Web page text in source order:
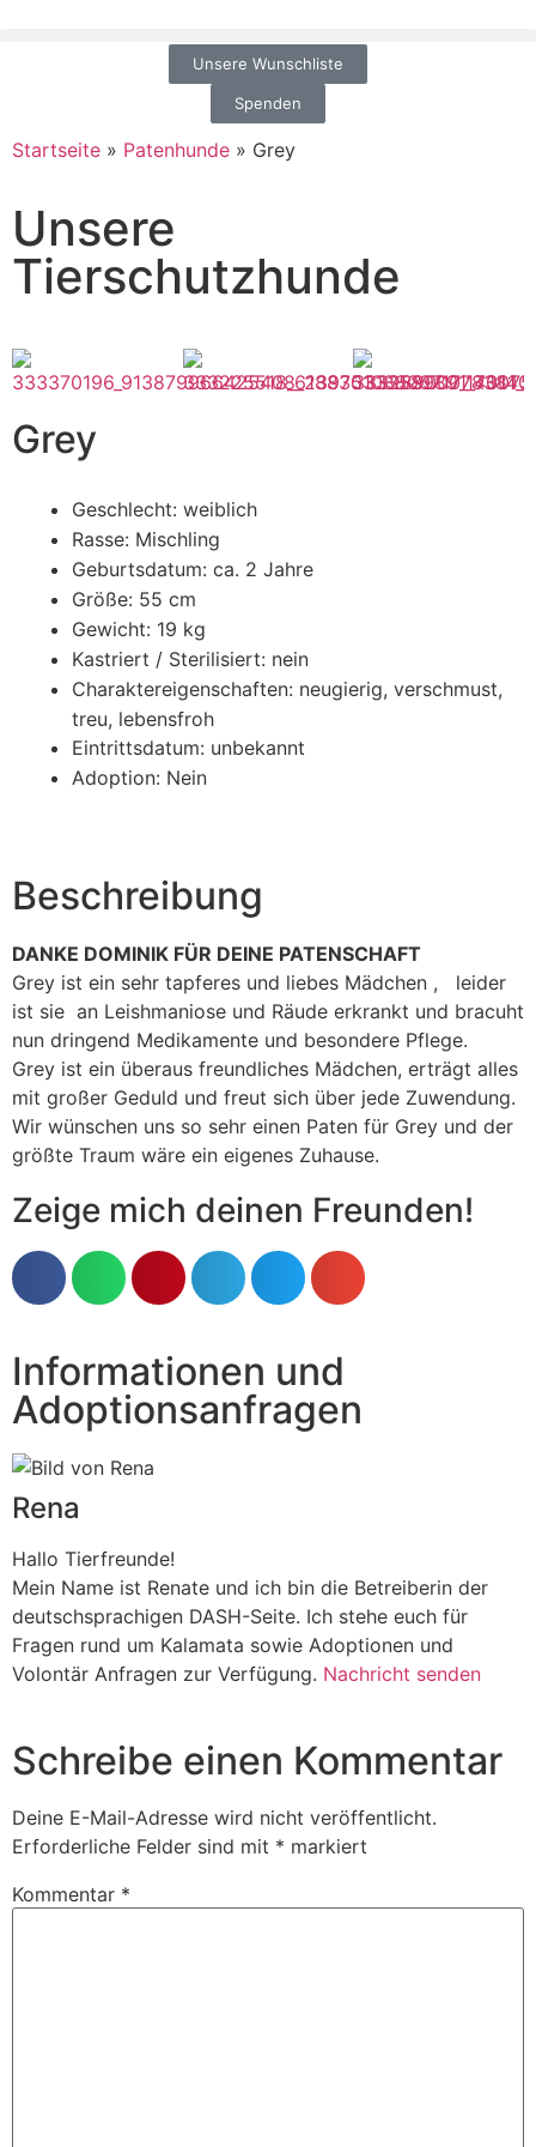
Unsere Wunschliste
Spenden
Startseite » Patenhunde » Grey
Unsere
Tierschutzhunde
Grey
Geschlecht: weiblich
Rasse: Mischling
Geburtsdatum: ca. 2 Jahre
Größe: 55 cm
Gewicht: 19 kg
Kastriert / Sterilisiert: nein
Charaktereigenschaften: neugierig, verschmust,
treu, lebensfroh
Eintrittsdatum: unbekannt
Adoption: Nein
Beschreibung
DANKE DOMINIK FÜR DEINE PATENSCHAFT
Grey ist ein sehr tapferes und liebes Mädchen , leider
ist sie an Leishmaniose und Räude erkrankt und bracuht
nun dringend Medikamente und besondere Pflege.
Grey ist ein überaus freundliches Mädchen, erträgt alles
mit großer Geduld und freut sich über jede Zuwendung.
Wir wünschen uns so sehr einen Paten für Grey und der
größte Traum wäre ein eigenes Zuhause.
Zeige mich deinen Freunden!
Informationen und
Adoptionsanfragen
Rena
Hallo Tierfreunde!
Mein Name ist Renate und ich bin die Betreiberin der
deutschsprachigen DASH-Seite. Ich stehe euch für
Fragen rund um Kalamata sowie Adoptionen und
Volontär Anfragen zur Verfügung. Nachricht senden
Schreibe einen Kommentar
Deine E-Mail-Adresse wird nicht veröffentlicht.
Erforderliche Felder sind mit * markiert
Kommentar *